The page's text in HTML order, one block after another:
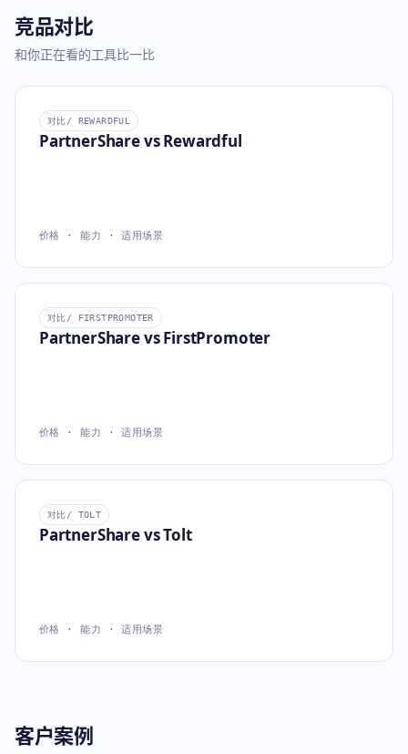
竞品对比
和你正在看的工具比一比
对比/ REWARDFUL
PartnerShare vs Rewardful
价格 · 能力 · 适用场景
对比/ FIRSTPROMOTER
PartnerShare vs FirstPromoter
价格 · 能力 · 适用场景
对比/ TOLT
PartnerShare vs Tolt
价格 · 能力 · 适用场景
客户案例